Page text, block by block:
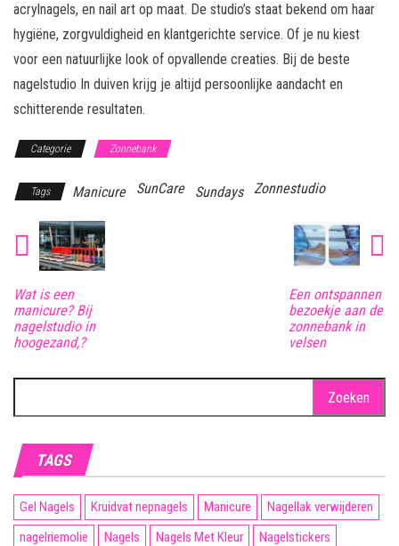
acrylnagels, en nail art op maat. De studio’s staat bekend om haar
hygiëne, zorgvuldigheid en klantgerichte service. Of je nu kiest
voor een natuurlijke look of opvallende creaties. Bij de beste
nagelstudio In duiven krijg je altijd persoonlijke aandacht en
schitterende resultaten.
Categorie Zonnebank
Tags Manicure SunCare Sundays Zonnestudio
Wat is een
manicure? Bij
nagelstudio in
hoogezand,?
Een ontspannen
bezoekje aan de
zonnebank in
velsen
naar:
TAGS
Gel Nagels Kruidvat nepnagels Manicure
Nagellak verwijderen
nagelriemolie
Nagels Nagels Met Kleur
Nagelstickers